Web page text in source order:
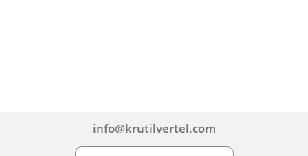
info@krutilvertel.com